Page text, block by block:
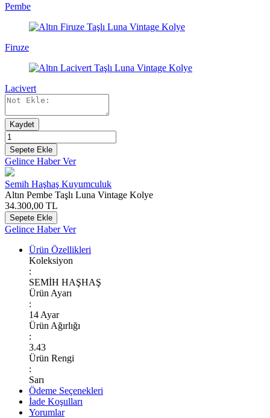
Pembe
Firuze
Lacivert
Kaydet
Sepete Ekle
Gelince Haber Ver
Semih Haşhaş Kuyumculuk
Altın Pembe Taşlı Luna Vintage Kolye
34.300,00 TL
Sepete Ekle
Gelince Haber Ver
Ürün Özellikleri
Koleksiyon
:
SEMİH HAŞHAŞ
Ürün Ayarı
:
14 Ayar
Ürün Ağırlığı
:
3.43
Ürün Rengi
:
Sarı
Ödeme Seçenekleri
İade Koşulları
Yorumlar